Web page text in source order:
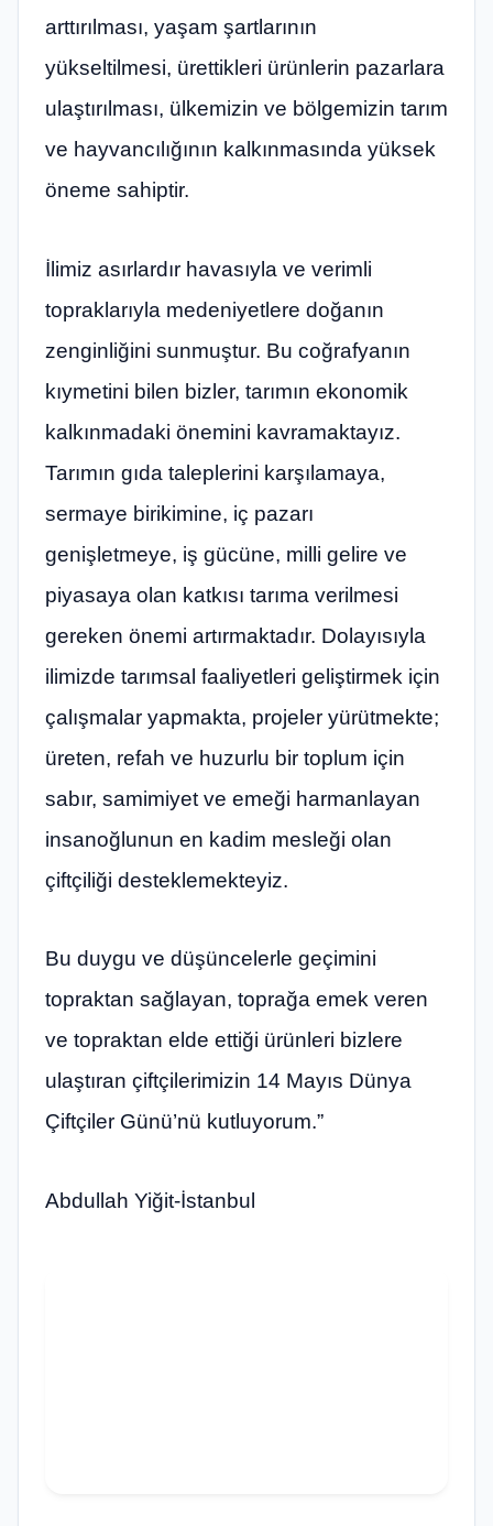
arttırılması, yaşam şartlarının
yükseltilmesi, ürettikleri ürünlerin pazarlara
ulaştırılması, ülkemizin ve bölgemizin tarım
ve hayvancılığının kalkınmasında yüksek
öneme sahiptir.
İlimiz asırlardır havasıyla ve verimli
topraklarıyla medeniyetlere doğanın
zenginliğini sunmuştur. Bu coğrafyanın
kıymetini bilen bizler, tarımın ekonomik
kalkınmadaki önemini kavramaktayız.
Tarımın gıda taleplerini karşılamaya,
sermaye birikimine, iç pazarı
genişletmeye, iş gücüne, milli gelire ve
piyasaya olan katkısı tarıma verilmesi
gereken önemi artırmaktadır. Dolayısıyla
ilimizde tarımsal faaliyetleri geliştirmek için
çalışmalar yapmakta, projeler yürütmekte;
üreten, refah ve huzurlu bir toplum için
sabır, samimiyet ve emeği harmanlayan
insanoğlunun en kadim mesleği olan
çiftçiliği desteklemekteyiz.
Bu duygu ve düşüncelerle geçimini
topraktan sağlayan, toprağa emek veren
ve topraktan elde ettiği ürünleri bizlere
ulaştıran çiftçilerimizin 14 Mayıs Dünya
Çiftçiler Günü’nü kutluyorum.”
Abdullah Yiğit-İstanbul